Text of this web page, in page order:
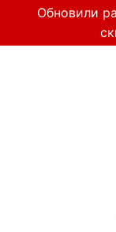
Обновили